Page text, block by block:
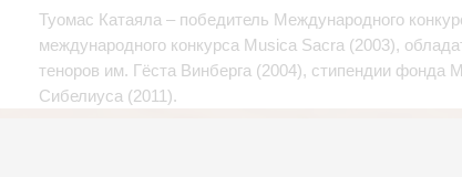
Туомас Катаяла – победитель Международного
международного конкурса Musica Sacra (2003),
теноров им. Гёста Винберга (2004), стипендии фонда
Сибелиуса (2011).